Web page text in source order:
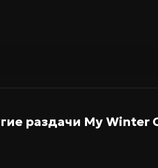
раздачи My Winter